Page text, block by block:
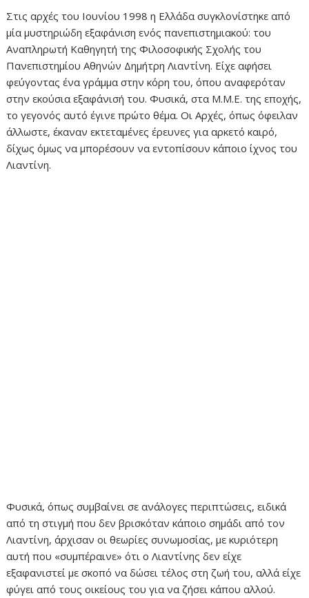
Στις αρχές του Ιουνίου 1998 η Ελλάδα συγκλονίστηκε από
μία μυστηριώδη εξαφάνιση ενός πανεπιστημιακού: του
Αναπληρωτή Καθηγητή της Φιλοσοφικής Σχολής του
Πανεπιστημίου Αθηνών Δημήτρη Λιαντίνη. Είχε αφήσει
φεύγοντας ένα γράμμα στην κόρη του, όπου αναφερόταν
στην εκούσια εξαφάνισή του. Φυσικά, στα Μ.Μ.Ε. της εποχής,
το γεγονός αυτό έγινε πρώτο θέμα. Οι Αρχές, όπως όφειλαν
άλλωστε, έκαναν εκτεταμένες έρευνες για αρκετό καιρό,
δίχως όμως να μπορέσουν να εντοπίσουν κάποιο ίχνος του
Λιαντίνη.
Φυσικά, όπως συμβαίνει σε ανάλογες περιπτώσεις, ειδικά
από τη στιγμή που δεν βρισκόταν κάποιο σημάδι από τον
Λιαντίνη, άρχισαν οι θεωρίες συνωμοσίας, με κυριότερη
αυτή που «συμπέραινε» ότι ο Λιαντίνης δεν είχε
εξαφανιστεί με σκοπό να δώσει τέλος στη ζωή του, αλλά είχε
φύγει από τους οικείους του για να ζήσει κάπου αλλού.